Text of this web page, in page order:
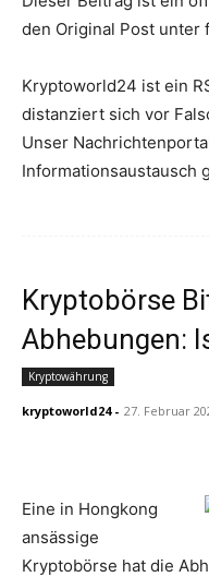
den Original Post unter
Kryptoworld24 ist ein
distanziert sich vor
Unser
Informationsaustausch
Kryptobörse
Abhebungen:
Kryptowährung
kryptoworld24 - 27. Februar
Eine in Hongkong
ansässige
Kryptobörse hat die